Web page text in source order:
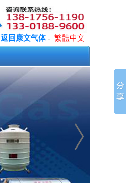
返回康文气体- 繁體中文